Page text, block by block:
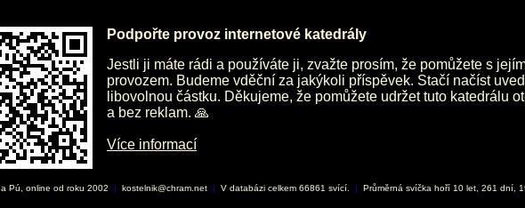
Podpořte provoz internetové katedrály
Jestli ji máte rádi a používáte ji, zvažte prosím, že pomůžete s
provozem. Budeme vděční za jakýkoli příspěvek. Stačí načíst
libovolnou částku. Děkujeme, že pomůžete udržet tuto katedrálu
a bez reklam. 🙏
Více informací
a Pú, online od roku 2002 | kostelnik@chram.net | V databázi celkem 66861 svící. | Průměrná svíčka hoří 10 let, 261 dní,